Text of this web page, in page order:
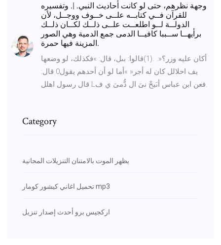
ﻭﺟﻬﺔ ﻧﻈﺮﻫﻢ، ﺣﺘﻰ ﻟﻮ ﻛﺎﻧﺖ ﺃﺣﺎﺩﻳﺚ ﺍﻟﻨﺒﻲ. |. ﻭﺗﻔﺴﻴﺮﻩ
ﻟﻠﻘﺮﺁﻥ ﻓــﻲ ﻛﺘﺎﺑــﻪ ﻋﻠــﻰ ﺧــﻮﻑ ﻭﻭﺟــﻞ، ﻷﻥ
ﺍﻟﺪﻭﻟــﺔ ﻟــﻮ ﺍﻃﻠﻌــﺖ ﻋﻠــﻰ ﺫﻟــﻚ ﻟﻜــﺎﻥ ﺫﻟــﻚ
ﺑﺮﺃﻳﻬــﺎ ﺳــﺒﺒﺎ ﻛﺎﻓﻴــﺎ ﺍﻟﺪﻣﻰ ﺟﻤﻊ ﺍﻟﺪﻣﻴﺔ ﻭﻫﻲ ﺍﻟﺼﻮﺭ
ﺍﻟﻤﺰﻳﻨﺔ ﻓﻴﻬﺎ ﺣﻤﺮﺓ.
أكان عليه وزر؟«. .(1)قالوا: بىل، قال: »فكذلك، لو وضعها
يف احلالل كان له أجر« »أما لو أن أحدهم يقول0 قال:
قال رسول اهلل Lفعن ابن عباس أىَيحْ نىَ ال دُّمىَ ي ف.
Category
يظهر الموت بالامتنان التنزيلات المجانية
تحميل اغاني كيشور كومار mp3
اركجيس برو أحدث إصدار تنزيل